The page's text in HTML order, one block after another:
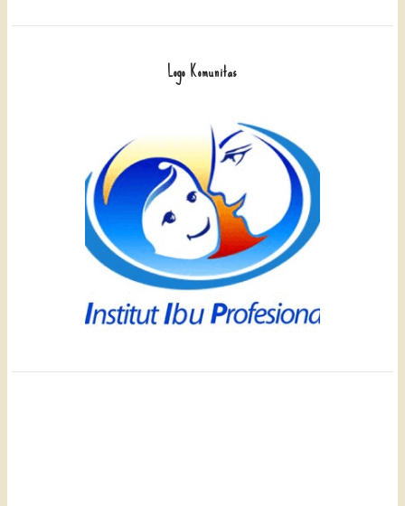
Logo Komunitas